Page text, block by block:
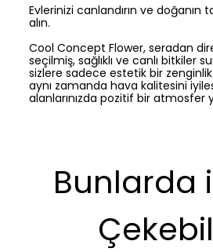
Evlerinizi canlandırın ve doğanın
alın.
Cool Concept Flower, seradan
seçilmiş, sağlıklı ve canlı bitkiler
sizlere sadece estetik bir
aynı zamanda hava kalitesini
alanlarınızda pozitif bir atmosfer
Bunlarda